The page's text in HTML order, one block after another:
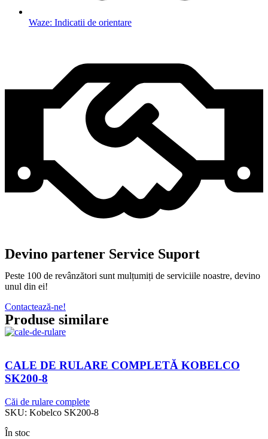
Waze: Indicatii de orientare
Devino partener Service Suport
Peste 100 de revânzători sunt mulțumiți de serviciile noastre, devino
unul din ei!
Contactează-ne!
Produse similare
CALE DE RULARE COMPLETĂ KOBELCO
SK200-8
Căi de rulare complete
SKU: Kobelco SK200-8
În stoc